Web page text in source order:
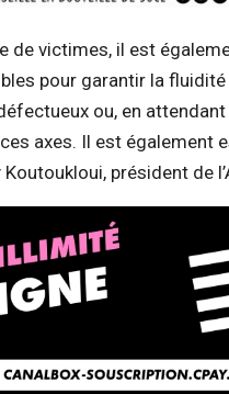
de victimes, il est
pour garantir la fluidité
ou, en attendant
axes. Il est également
président de